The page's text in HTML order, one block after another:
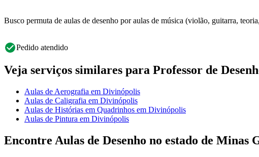
Busco permuta de aulas de desenho por aulas de música (violão, guitarra,
Pedido atendido
Veja serviços similares para Professor de
Aulas de Aerografia em Divinópolis
Aulas de Caligrafia em Divinópolis
Aulas de Histórias em Quadrinhos em Divinópolis
Aulas de Pintura em Divinópolis
Encontre Aulas de Desenho no estado de Minas